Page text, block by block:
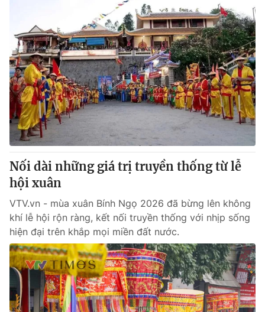
Nối dài những giá trị truyền thống từ lễ
hội xuân
VTV.vn - mùa xuân Bính Ngọ 2026 đã bừng lên không
khí lễ hội rộn ràng, kết nối truyền thống với nhịp sống
hiện đại trên khắp mọi miền đất nước.